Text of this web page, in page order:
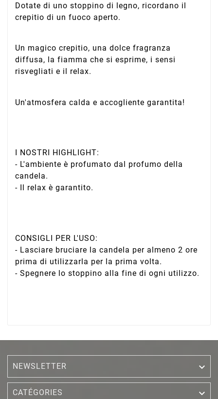
Dotate di uno stoppino di legno, ricordano il
crepitio di un fuoco aperto.
Un magico crepitio, una dolce fragranza
diffusa, la fiamma che si esprime, i sensi
risvegliati e il relax.
Un'atmosfera calda e accogliente garantita!
I NOSTRI HIGHLIGHT:
- L'ambiente è profumato dal profumo della
candela.
- Il relax è garantito.
CONSIGLI PER L'USO:
- Lasciare bruciare la candela per almeno 2 ore
prima di utilizzarla per la prima volta.
- Spegnere lo stoppino alla fine di ogni utilizzo.
NEWSLETTER 
CATÉGORIES 